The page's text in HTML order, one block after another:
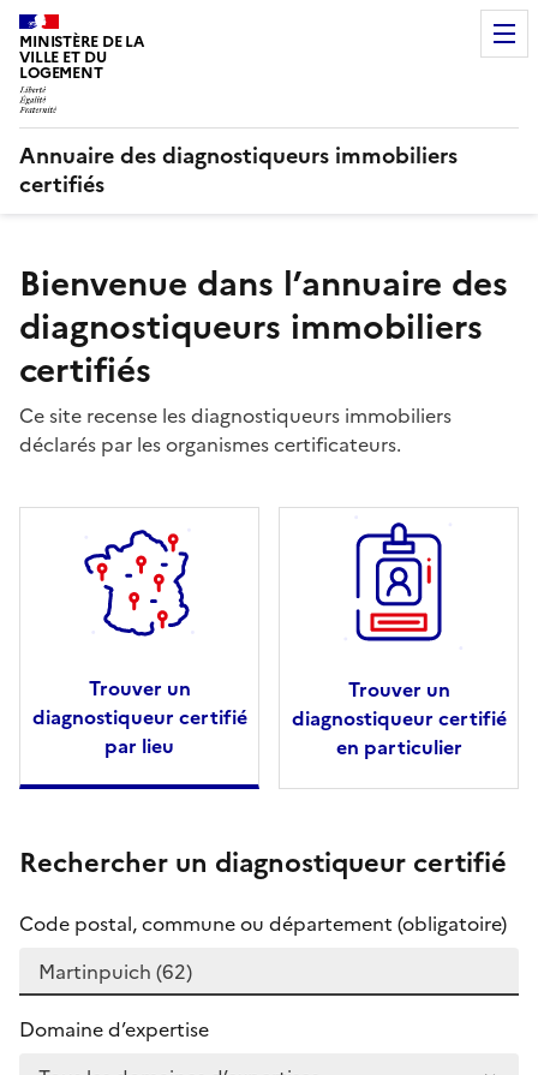
MINISTÈRE DE LA
VILLE ET DU
LOGEMENT
Annuaire des diagnostiqueurs immobiliers
certifiés
Bienvenue dans l’annuaire des
diagnostiqueurs immobiliers
certifiés
Ce site recense les diagnostiqueurs immobiliers
déclarés par les organismes certificateurs.
Trouver un
diagnostiqueur certifié
par lieu
Trouver un
diagnostiqueur certifié
en particulier
Rechercher un diagnostiqueur certifié
Code postal, commune ou département (obligatoire)
Domaine d’expertise